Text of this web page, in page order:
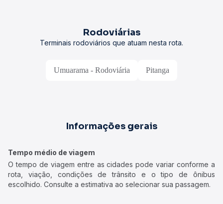
Rodoviárias
Terminais rodoviários que atuam nesta rota.
Umuarama - Rodoviária Pitanga
Informações gerais
Tempo médio de viagem
O tempo de viagem entre as cidades pode variar conforme a
rota, viação, condições de trânsito e o tipo de ônibus
escolhido. Consulte a estimativa ao selecionar sua passagem.